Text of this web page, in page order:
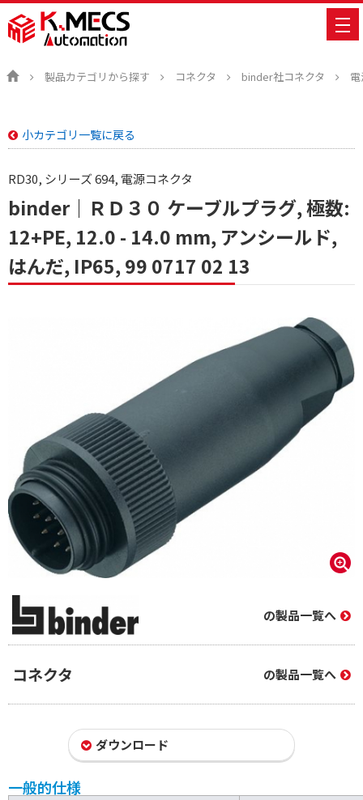
製品カテゴリから探す コネクタ binder社コネクタ
小カテゴリ一覧に戻る
RD30, シリーズ 694, 電源コネクタ
binder｜ＲＤ３０ ケーブルプラグ, 極数:
12+PE, 12.0 - 14.0 mm, アンシールド,
はんだ, IP65, 99 0717 02 13
の製品一覧へ
コネクタ の製品一覧へ
ダウンロード
一般的仕様